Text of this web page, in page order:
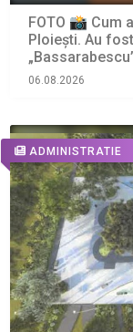
FOTO 📸 Cum
Ploiești. Au
06.08.2026
ADMINISTRATIE